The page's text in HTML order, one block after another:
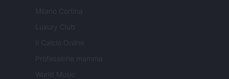
Milano Cortina
Luxury Club
Il Calcio Online
Professione mamma
World Music